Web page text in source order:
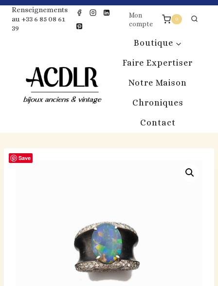
Renseignements
au +33 6 85 08 61
39
Mon
compte
0
Boutique
Faire Expertiser
Notre Maison
Chroniques
Contact
Save